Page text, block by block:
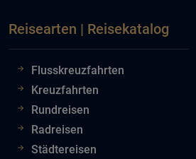
Reisearten | Reisekatalog
Flusskreuzfahrten
Kreuzfahrten
Rundreisen
Radreisen
Städtereisen